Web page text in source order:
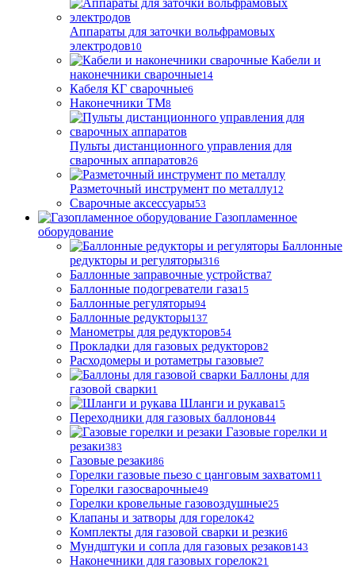
Аппараты для заточки вольфрамовых
электродов10
Кабели и
наконечники сварочные14
Кабеля КГ сварочные6
Наконечники ТМ8
Пульты дистанционного управления для
сварочных аппаратов26
Разметочный инструмент по металлу12
Сварочные аксессуары53
Газопламенное
оборудование
Баллонные
редукторы и регуляторы316
Баллонные заправочные устройства7
Баллонные подогреватели газа15
Баллонные регуляторы94
Баллонные редукторы137
Манометры для редукторов54
Прокладки для газовых редукторов2
Расходомеры и ротаметры газовые7
Баллоны для
газовой сварки1
Шланги и рукава15
Переходники для газовых баллонов44
Газовые горелки и
резаки383
Газовые резаки86
Горелки газовые пьезо с цанговым захватом11
Горелки газосварочные49
Горелки кровельные газовоздушные25
Клапаны и затворы для горелок42
Комплекты для газовой сварки и резки6
Мундштуки и сопла для газовых резаков143
Наконечники для газовых горелок21